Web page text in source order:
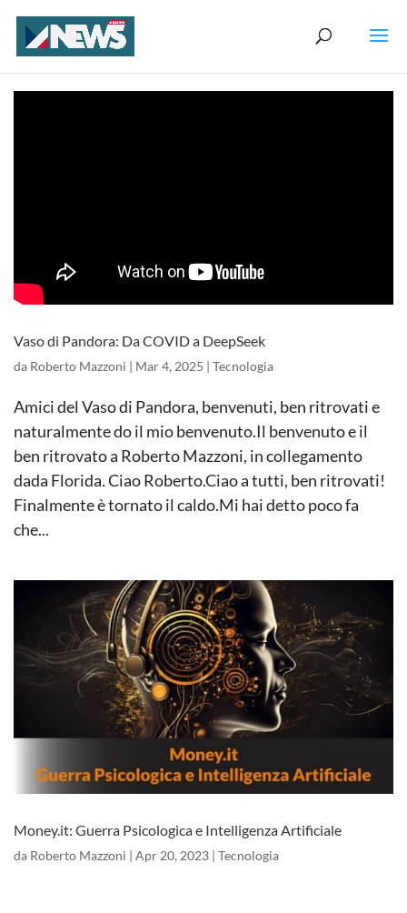
Vaso di Pandora: Da COVID a DeepSeek
da Roberto Mazzoni | Mar 4, 2025 | Tecnologia
Amici del Vaso di Pandora, benvenuti, ben ritrovati e
naturalmente do il mio benvenuto.Il benvenuto e il
ben ritrovato a Roberto Mazzoni, in collegamento
dada Florida. Ciao Roberto.Ciao a tutti, ben ritrovati!
Finalmente è tornato il caldo.Mi hai detto poco fa
che...
Money.it: Guerra Psicologica e Intelligenza Artificiale
da Roberto Mazzoni | Apr 20, 2023 | Tecnologia